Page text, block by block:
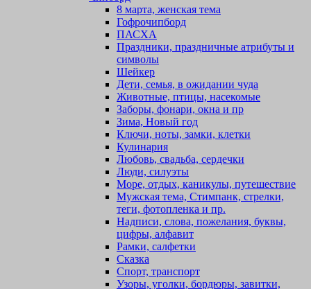
8 марта, женская тема
Гофрочипборд
ПАСХА
Праздники, праздничные атрибуты и
символы
Шейкер
Дети, семья, в ожидании чуда
Животные, птицы, насекомые
Заборы, фонари, окна и пр
Зима, Новый год
Ключи, ноты, замки, клетки
Кулинария
Любовь, свадьба, сердечки
Люди, силуэты
Море, отдых, каникулы, путешествие
Мужская тема, Стимпанк, стрелки,
теги, фотопленка и пр.
Надписи, слова, пожелания, буквы,
цифры, алфавит
Рамки, салфетки
Сказка
Спорт, транспорт
Узоры, уголки, бордюры, завитки,